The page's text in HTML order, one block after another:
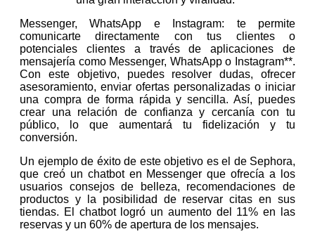
Messenger, WhatsApp e Instagram: te permite
comunicarte directamente con tus clientes o
potenciales clientes a través de aplicaciones de
mensajería como Messenger, WhatsApp o Instagram**.
Con este objetivo, puedes resolver dudas, ofrecer
asesoramiento, enviar ofertas personalizadas o iniciar
una compra de forma rápida y sencilla. Así, puedes
crear una relación de confianza y cercanía con tu
público, lo que aumentará tu fidelización y tu
conversión.
Un ejemplo de éxito de este objetivo es el de Sephora,
que creó un chatbot en Messenger que ofrecía a los
usuarios consejos de belleza, recomendaciones de
productos y la posibilidad de reservar citas en sus
tiendas. El chatbot logró un aumento del 11% en las
reservas y un 60% de apertura de los mensajes.